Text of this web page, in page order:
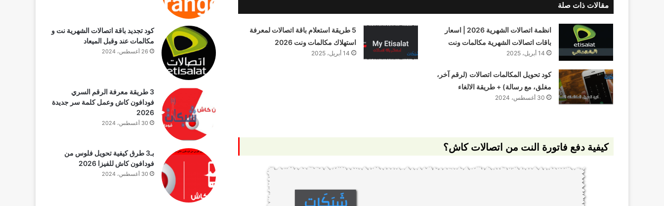
مقالات ذات صلة
انظمة اتصالات الشهرية 2026 | اسعار
باقات اتصالات الشهرية مكالمات ونت
14 أبريل، 2025
5 طريقة استعلام باقة اتصالات لمعرفة
استهلاك مكالمات ونت 2026
14 أبريل، 2025
كود تحويل المكالمات اتصالات (لرقم آخر،
مغلق، مع رسالة) + طريقة الالغاء
30 أغسطس، 2024
كيفية دفع فاتورة النت من اتصالات كاش؟
كود تجديد باقة اتصالات الشهرية نت و
مكالمات عند وقبل الميعاد
26 أغسطس، 2024
3 طريقة معرفة الرقم السري
فودافون كاش وعمل كلمة سر جديدة
2026
30 أغسطس، 2024
بـ3 طرق كيفية تحويل فلوس من
فودافون كاش للفيزا 2026
30 أغسطس، 2024